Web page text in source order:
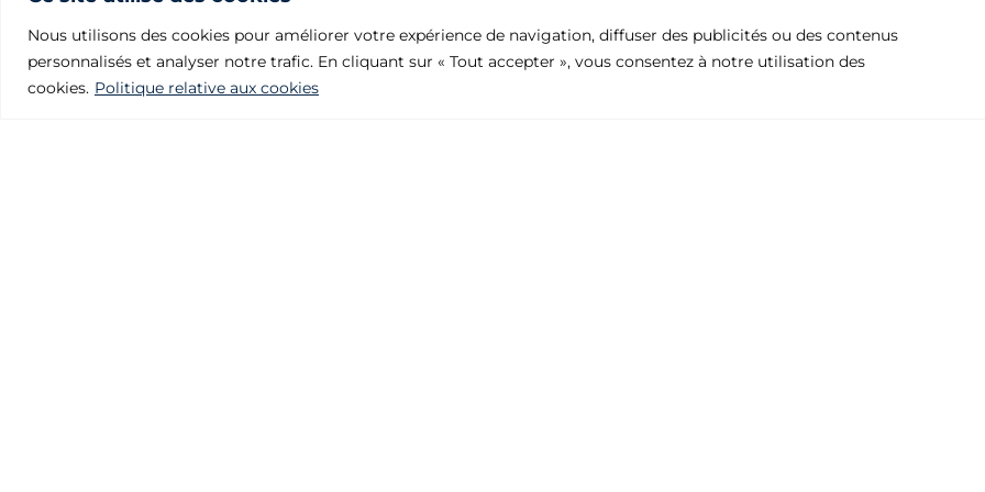
Nous utilisons des cookies pour améliorer votre expérience de navigation, diffuser des publicités ou des contenus
personnalisés et analyser notre trafic. En cliquant sur « Tout accepter », vous consentez à notre utilisation des
cookies. Politique relative aux cookies